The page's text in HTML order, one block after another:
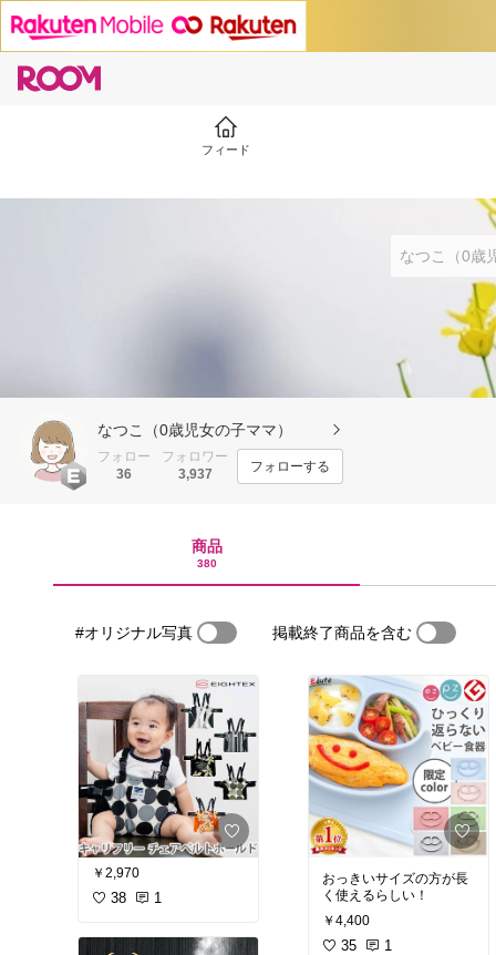
フィード
なつこ（0歳児女の子ママ）
フォロー
36
フォロワー
3,937
フォローする
商品
380
#オリジナル写真 掲載終了商品を含む
￥2,970
38 1
おっきいサイズの方が長
く使えるらしい！
￥4,400
35 1